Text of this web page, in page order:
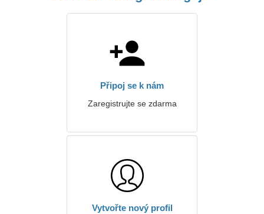
Připoj se k nám
Zaregistrujte se zdarma
Vytvořte nový profil